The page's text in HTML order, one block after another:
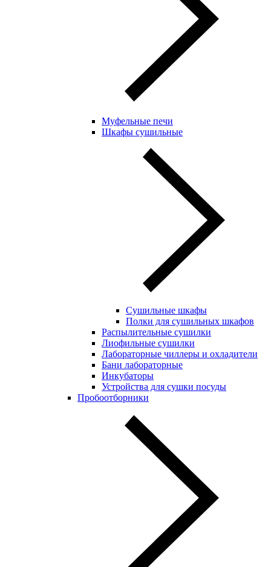
Муфельные печи
Шкафы сушильные
Сушильные шкафы
Полки для сушильных шкафов
Распылительные сушилки
Лиофильные сушилки
Лабораторные чиллеры и охладители
Бани лабораторные
Инкубаторы
Устройства для сушки посуды
Пробоотборники